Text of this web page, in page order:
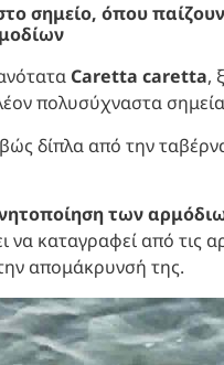
σημείο, όπου
Caretta caretta,
πολυσύχναστα
δίπλα από την
των
καταγραφεί από τις
απομάκρυνσή της.